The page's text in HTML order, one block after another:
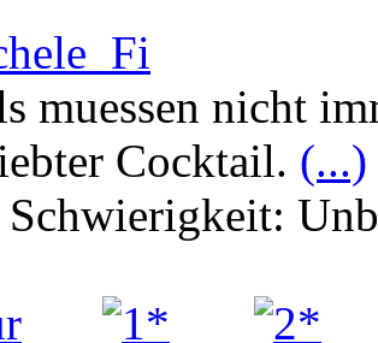
muessen nicht
Cocktail. (...)
Schwierigkeit: